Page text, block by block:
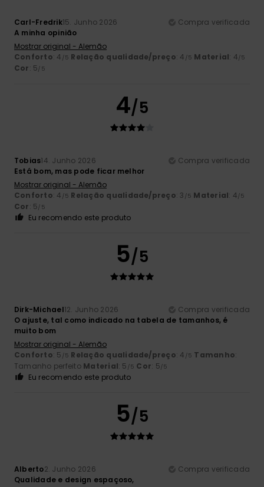
Carl-Fredrik15. Junho 2026
Compra verificada
A minha opinião
Mostrar original - Alemão
Conforto: 4 /5 Relação qualidade/preço: 4 /5 Material: 4/5
Cor: 5/5
4/5
Tobias14. Junho 2026
Compra verificada
Está bom, mas pode ficar melhor
Mostrar original - Alemão
Conforto: 4 /5 Relação qualidade/preço: 3 /5 Material: 4/5
Cor: 5/5
Eu recomendo este produto
5/5
Dirk-Michael12. Junho 2026
Compra verificada
O ajuste, tal como indicado na tabela de tamanhos, é
muito bom
Mostrar original - Alemão
Conforto: 5 /5 Relação qualidade/preço: 4 /5 Tamanho:
Tamanho perfeito Material: 5 /5 Cor: 5/5
Eu recomendo este produto
5/5
Alberto2. Junho 2026
Compra verificada
Qualidade e design espaçoso,